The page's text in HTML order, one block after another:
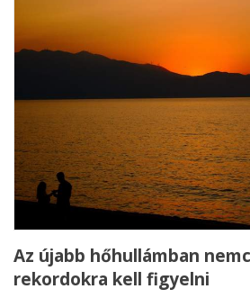
Az újabb hőhullámban
rekordokra kell figyelni